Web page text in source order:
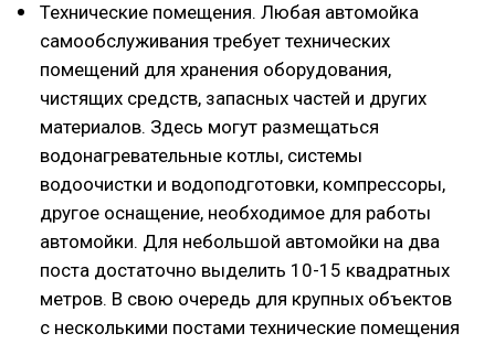
Технические помещения. Любая автомойка
самообслуживания требует технических
помещений для хранения оборудования,
чистящих средств, запасных частей и других
материалов. Здесь могут размещаться
водонагревательные котлы, системы
водоочистки и водоподготовки, компрессоры,
другое оснащение, необходимое для работы
автомойки. Для небольшой автомойки на два
поста достаточно выделить 10-15 квадратных
метров. В свою очередь для крупных объектов
с несколькими постами технические помещения